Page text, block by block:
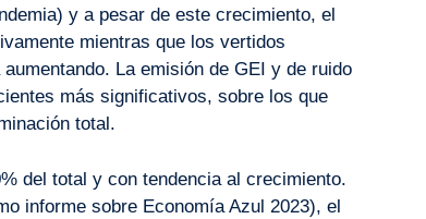
y a pesar de este crecimiento, el
mientras que los vertidos
La emisión de GEI y de ruido
más significativos, sobre los que
total.
del total y con tendencia al crecimiento.
informe sobre Economía Azul 2023), el